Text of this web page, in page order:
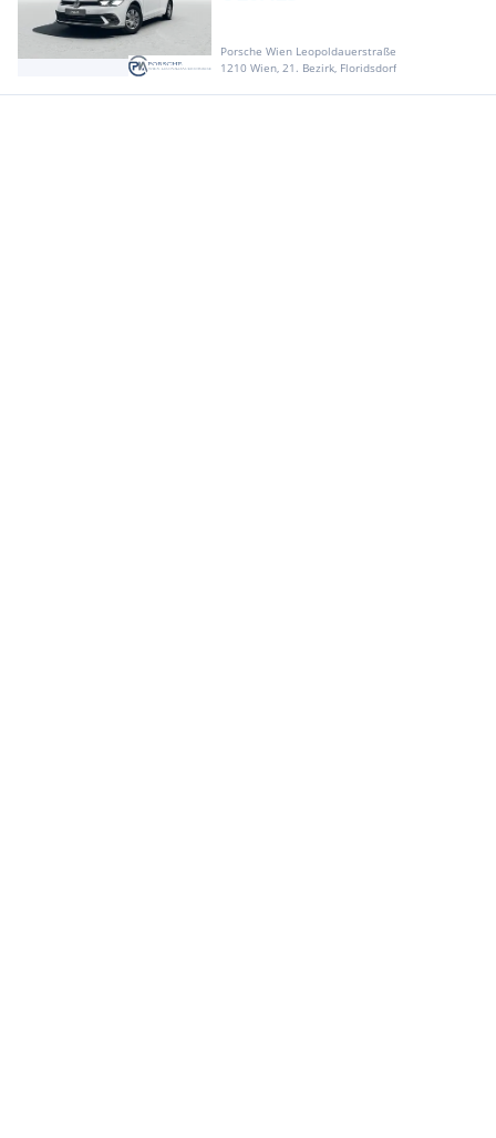
Porsche Wien Leopoldauerstraße
1210 Wien, 21. Bezirk, Floridsdorf